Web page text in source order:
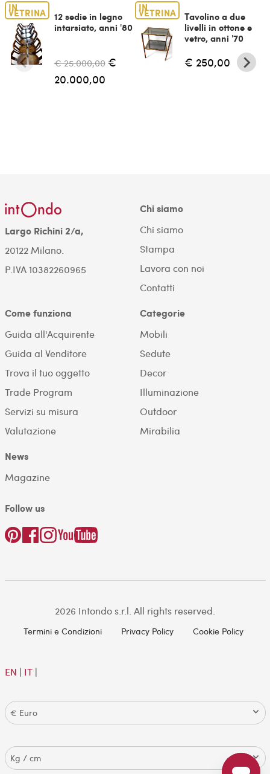
IN
VETRINA
12 sedie in legno
intarsiato, anni '80
€ 25.000,00 €
20.000,00
IN
VETRINA
Tavolino a due
livelli in ottone e
vetro, anni '70
€ 250,00
Largo Richini 2/a,
20122 Milano.
P.IVA 10382260965
Chi siamo
Chi siamo
Stampa
Lavora con noi
Contatti
Come funziona
Guida all'Acquirente
Guida al Venditore
Trova il tuo oggetto
Trade Program
Servizi su misura
Valutazione
Categorie
Mobili
Sedute
Decor
Illuminazione
Outdoor
Mirabilia
News
Magazine
Follow us
2026 Intondo s.r.l. All rights reserved.
Termini e Condizioni Privacy Policy Cookie Policy
EN | IT|